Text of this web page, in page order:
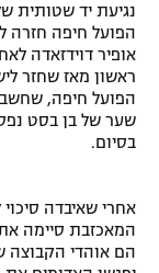
אופיר דוידזאדה
ראשון מאז שחזר
הפועל חיפה,
בסיום.
אחרי שאיבדה סיכוי
המאכזבת סיימה
הם אוהדי הקבוצה